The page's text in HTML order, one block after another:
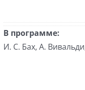
В программе:
И. С. Бах, А.